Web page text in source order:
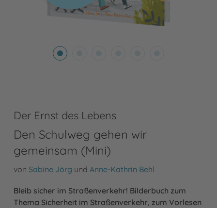
Der Ernst des Lebens
Den Schulweg gehen wir
gemeinsam (Mini)
von Sabine Jörg und Anne-Kathrin Behl
Bleib sicher im Straßenverkehr! Bilderbuch zum
Thema Sicherheit im Straßenverkehr, zum Vorlesen